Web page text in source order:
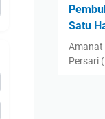
Satu
Amanat
Persari